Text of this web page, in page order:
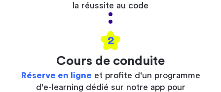
la réussite au code
2
Cours de conduite
Réserve en ligne et profite d'un programme
d'e-learning dédié sur notre app pour